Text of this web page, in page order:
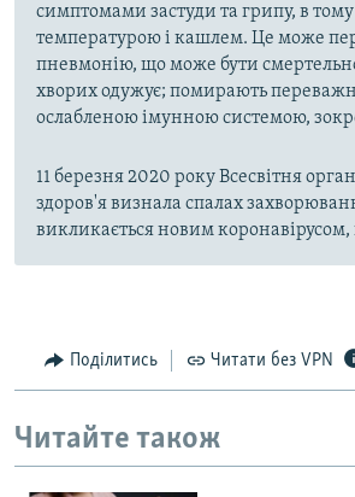
симптомами застуди та грипу, в
температурою і кашлем. Це може
пневмонію, що може бути
хворих одужує; помирають
ослабленою імунною системою,
11 березня 2020 року Всесвітня
здоров'я визнала спалах
викликається новим
Поділитись Читати без VPN
Читайте також